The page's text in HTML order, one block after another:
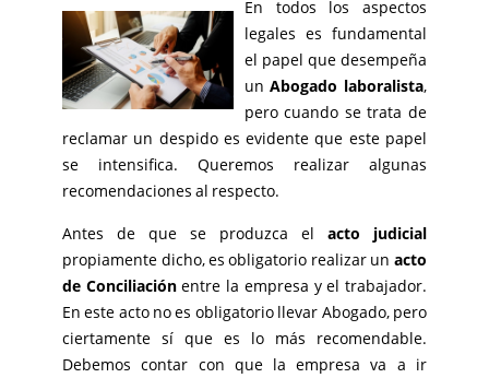
En todos los aspectos
legales es fundamental
el papel que desempeña
unAbogado laboralista,
pero cuando se trata de
reclamar un despido es evidente que este papel
se intensifica. Queremos realizar algunas
recomendaciones al respecto.
Antes de que se produzca el acto judicial
propiamente dicho, es obligatorio realizar un acto
de Conciliaciónentre la empresa y el trabajador.
En este acto no es obligatorio llevar Abogado, pero
ciertamente sí que es lo más recomendable.
Debemos contar con que la empresa va a ir